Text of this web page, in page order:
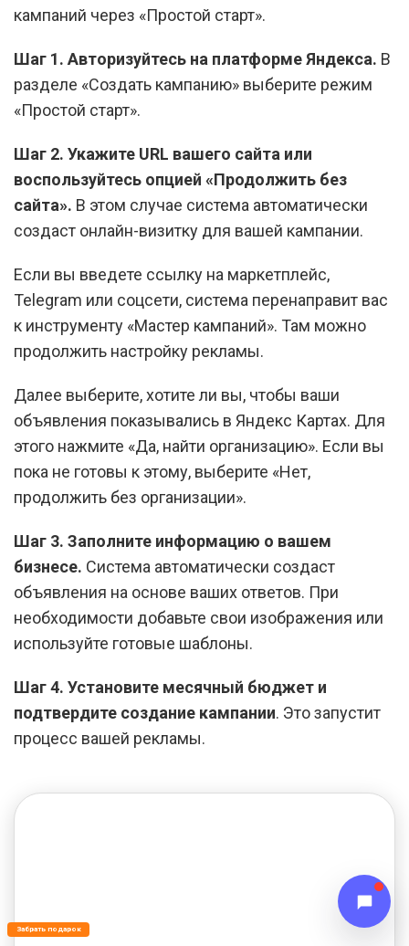
кампаний через «Простой старт».
Шаг 1. Авторизуйтесь на платформе Яндекса. В
разделе «Создать кампанию» выберите режим
«Простой старт».
Шаг 2. Укажите URL вашего сайта или
воспользуйтесь опцией «Продолжить без
сайта». В этом случае система автоматически
создаст онлайн-визитку для вашей кампании.
Если вы введете ссылку на маркетплейс,
Telegram или соцсети, система перенаправит вас
к инструменту «Мастер кампаний». Там можно
продолжить настройку рекламы.
Далее выберите, хотите ли вы, чтобы ваши
объявления показывались в Яндекс Картах. Для
этого нажмите «Да, найти организацию». Если вы
пока не готовы к этому, выберите «Нет,
продолжить без организации».
Шаг 3. Заполните информацию о вашем
бизнесе. Система автоматически создаст
объявления на основе ваших ответов. При
необходимости добавьте свои изображения или
используйте готовые шаблоны.
Шаг 4. Установите месячный бюджет и
подтвердите создание кампании. Это запустит
процесс вашей рекламы.
Забрать подарок